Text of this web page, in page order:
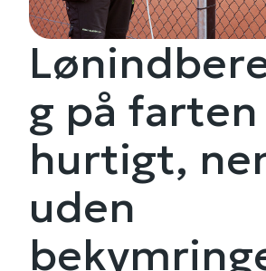
g på farten
hurtigt,
uden